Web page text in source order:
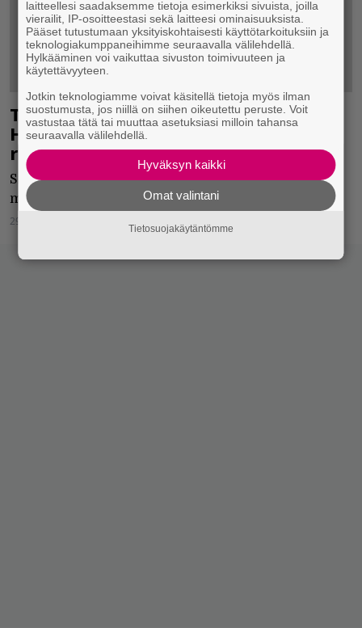
Tom Morello teki ”nykypäivän
Hendrixit” eli luovan levyn räppärien,
rokkarien ja EDM-starojen kanssa
Sinkkujen perusteella ei mitään valitettavaa tähän
mennessä.
29.07.2018
laitteellesi saadaksemme tietoja esimerkiksi sivuista, joilla
vierailit, IP-osoitteestasi sekä laitteesi ominaisuuksista.
Pääset tutustumaan yksityiskohtaisesti käyttötarkoituksiin ja
teknologiakumppaneihimme seuraavalla välilehdellä.
Hylkääminen voi vaikuttaa sivuston toimivuuteen ja
käytettävyyteen.
Jotkin teknologiamme voivat käsitellä tietoja myös ilman
suostumusta, jos niillä on siihen oikeutettu peruste. Voit
vastustaa tätä tai muuttaa asetuksiasi milloin tahansa
seuraavalla välilehdellä.
Hyväksyn kaikki
Omat valintani
Tietosuojakäytäntömme